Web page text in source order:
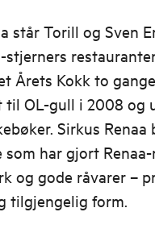
står Torill og Sven
Årets Kokk to
til OL-gull i 2008 og
Sirkus Renaa
som har gjort
og gode råvarer –
tilgjengelig form.